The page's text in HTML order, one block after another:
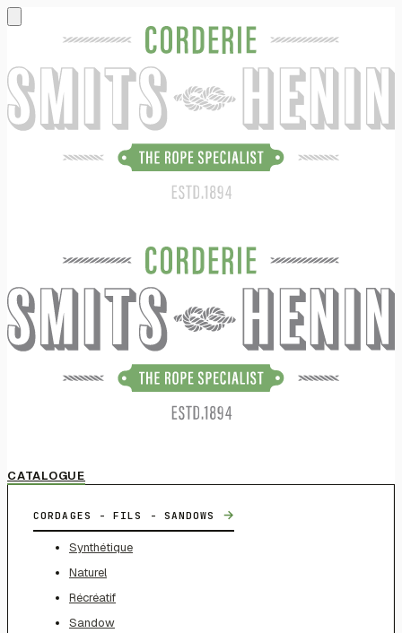
CATALOGUE
CORDAGES - FILS - SANDOWS →
Synthétique
Naturel
Récréatif
Sandow